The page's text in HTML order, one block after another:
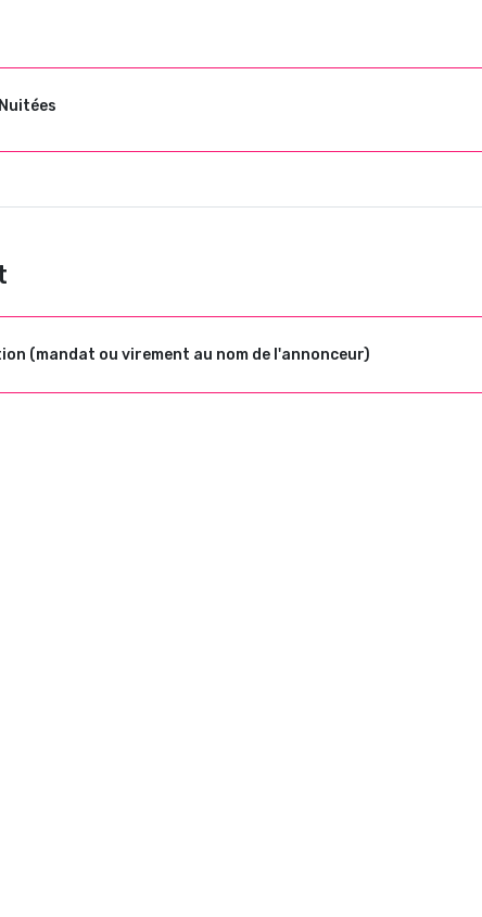
(mandat ou virement au nom de l'annonceur)